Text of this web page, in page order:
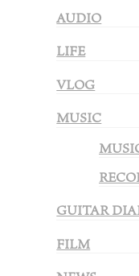
AUDIO
LIFE
VLOG
MUSIC
GUITAR
FILM